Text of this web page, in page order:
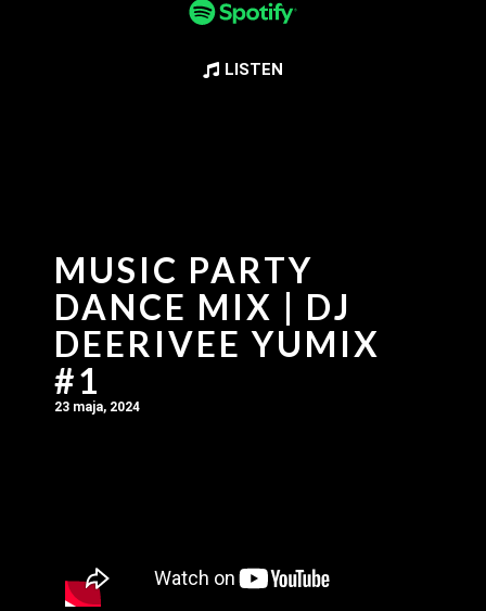
LISTEN
MUSIC PARTY
DANCE MIX | DJ
DEERIVEE YUMIX
#1
23 maja, 2024